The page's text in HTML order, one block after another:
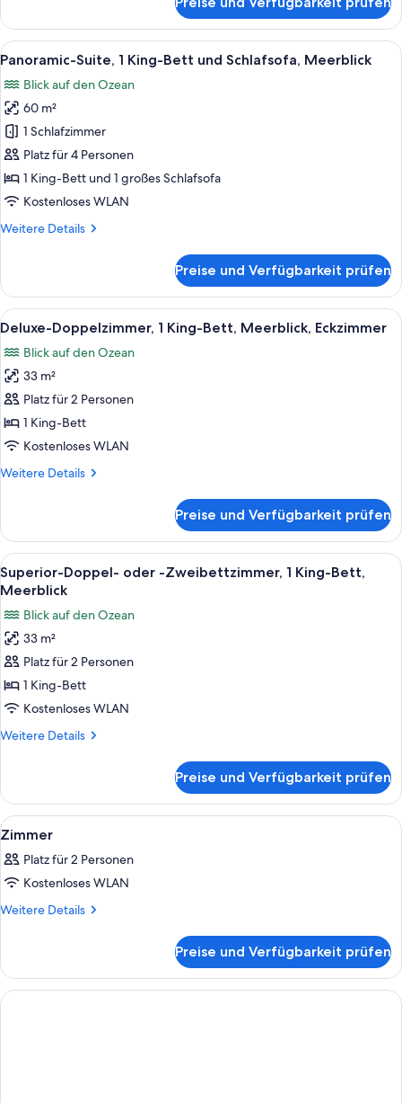
Ocean
View
anzeigen
7,
The
Royal
King
Bed
Panoramic
Ocean
View
Alle
Fotos
für
Panoramic-
Suite,
1 King-
Bett
und
Meerblick
Zwei Korbsessel mit weißen Kissen,
10
Panoramic-Suite, 1 King-Bett und Schlafsofa, Meerblick
Blick auf den Ozean
60 m²
1 Schlafzimmer
Platz für 4 Personen
1 King-Bett und 1 großes Schlafsofa
Kostenloses WLAN
Weitere Details
Weitere
Suite,
1 King-
Bett
Schlafsofa,
Meerblick
Preise und Verfügbarkeit prüfen
Alle
Fotos
für
Deluxe-
Doppelzimmer,
1 King-
Bett,
Eckzimmer
Ein modernes Hotelzimmer mit
8
Deluxe-Doppelzimmer, 1 King-Bett, Meerblick, Eckzimmer
Blick auf den Ozean
33 m²
Platz für 2 Personen
1 King-Bett
Kostenloses WLAN
Weitere Details
Weitere
Doppelzimmer,
1 King-
Bett,
Meerblick,
Preise und Verfügbarkeit prüfen
Alle
Fotos
Superior-
Doppel-
oder
-
Zweibettzimmer,
1 King-
anzeigen
Ein Schwimmbecken mit blauer
7
Superior-Doppel- oder -Zweibettzimmer, 1 King-Bett,
Meerblick
Blick auf den Ozean
33 m²
Platz für 2 Personen
1 King-Bett
Kostenloses WLAN
Weitere Details
Weitere
Doppel-
oder
-
1 King-
Bett,
Preise und Verfügbarkeit prüfen
Alle
Fotos
für
Zimmer
anzeigen
Ein Hotelzimmer mit einem großen
2
Zimmer
Platz für 2 Personen
Kostenloses WLAN
Weitere Details
Weitere
Preise und Verfügbarkeit prüfen